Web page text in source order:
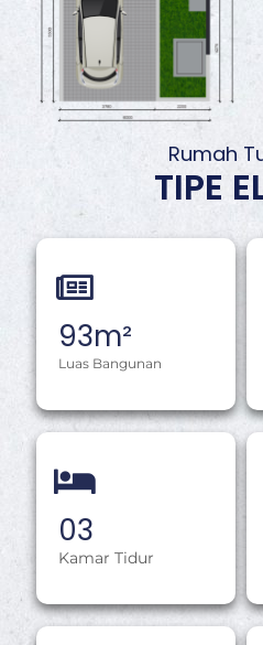
Rumah
TIPE
93m²
Luas Bangunan
03
Kamar Tidur